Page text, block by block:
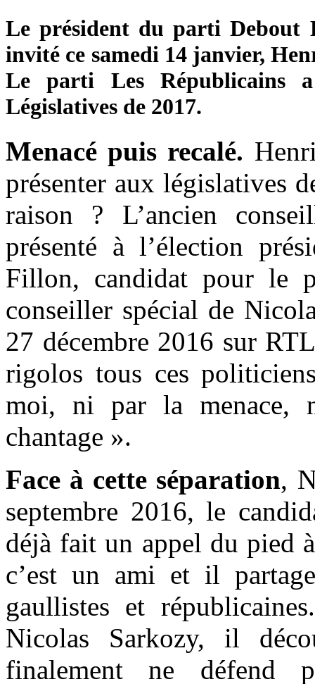
Le président du parti Debout
invité ce samedi 14 janvier,
Le parti Les Républicains
Législatives de 2017.
Menacé puis recalé.
présenter aux législatives
raison ? L’ancien
présenté à l’élection
Fillon, candidat pour le
conseiller spécial de
27 décembre 2016 sur
rigolos tous ces
moi, ni par la menace,
chantage ».
Face à cette séparation,
septembre 2016, le
déjà fait un appel du pied
c’est un ami et il
gaullistes et
Nicolas Sarkozy, il
finalement ne défend